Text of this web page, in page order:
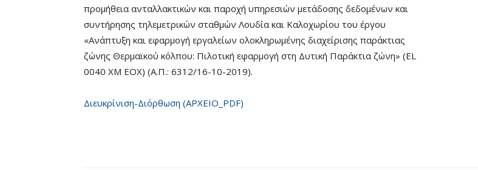
προμήθεια ανταλλακτικών και παροχή υπηρεσιών μετάδοσης δεδομένων και
συντήρησης τηλεμετρικών σταθμών Λουδία και Καλοχωρίου του έργου
«Ανάπτυξη και εφαρμογή εργαλείων ολοκληρωμένης διαχείρισης παράκτιας
ζώνης Θερμαϊκού κόλπου: Πιλοτική εφαρμογή στη Δυτική Παράκτια ζώνη» (EL
0040 XM EOX) (Α.Π.: 6312/16-10-2019).
Διευκρίνιση-Διόρθωση (ΑΡΧΕΙΟ_PDF)